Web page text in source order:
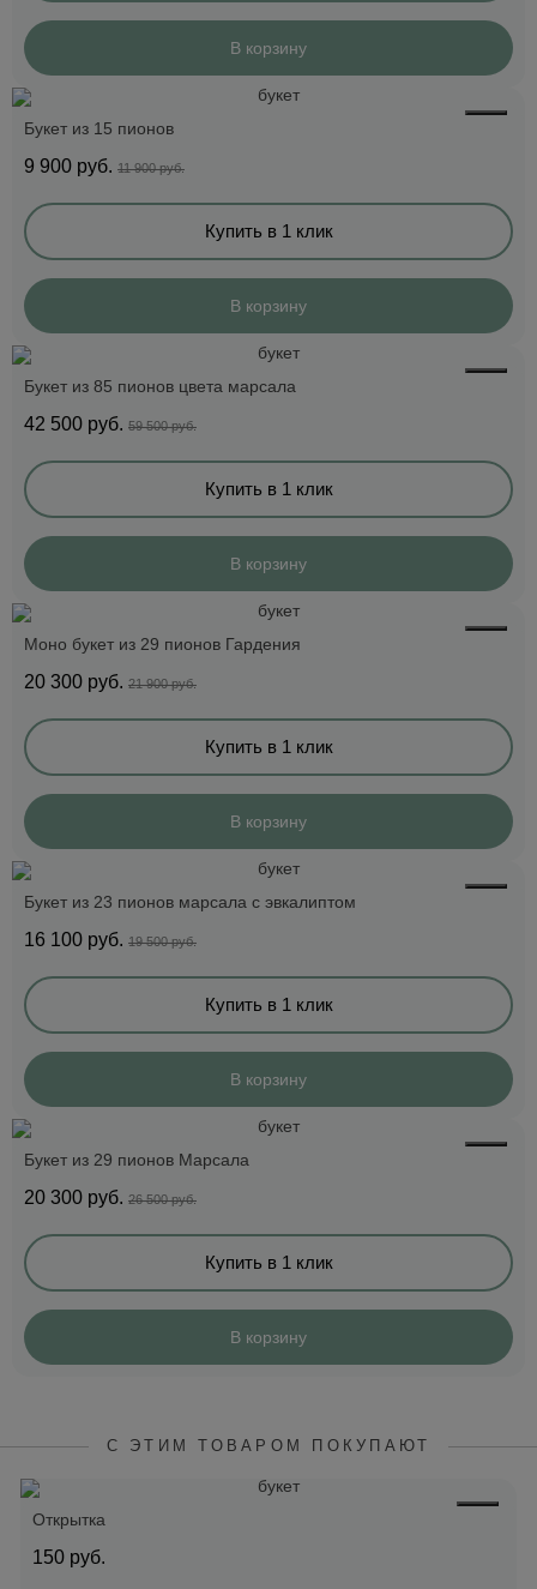
В корзину
Букет из 15 пионов
9 900 руб. 11 900 руб.
Купить в 1 клик
В корзину
Букет из 85 пионов цвета марсала
42 500 руб. 59 500 руб.
Купить в 1 клик
В корзину
Моно букет из 29 пионов Гардения
20 300 руб. 21 900 руб.
Купить в 1 клик
В корзину
Букет из 23 пионов марсала с эвкалиптом
16 100 руб. 19 500 руб.
Купить в 1 клик
В корзину
Букет из 29 пионов Марсала
20 300 руб. 26 500 руб.
Купить в 1 клик
В корзину
С ЭТИМ ТОВАРОМ ПОКУПАЮТ
Открытка
150 руб.